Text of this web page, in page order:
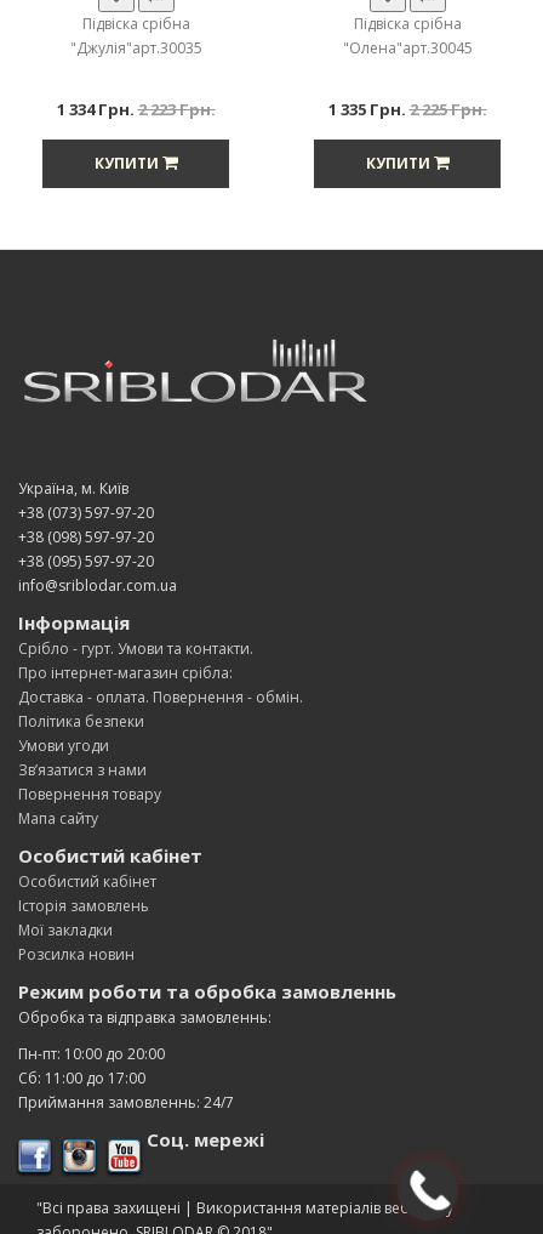
Підвіска срібна
"Джулія"арт.30035
1 334 Грн.2 223 Грн.
КУПИТИ
Підвіска срібна
"Олена"арт.30045
1 335 Грн.2 225 Грн.
КУПИТИ
Україна, м. Київ
+38 (073) 597-97-20
+38 (098) 597-97-20
+38 (095) 597-97-20
info@sriblodar.com.ua
Інформація
Срібло - гурт. Умови та контакти.
Про інтернет-магазин срібла:
Доставка - оплата. Повернення - обмін.
Політика безпеки
Умови угоди
Зв’язатися з нами
Повернення товару
Мапа сайту
Особистий кабінет
Особистий кабінет
Історія замовлень
Мої закладки
Розсилка новин
Режим роботи та обробка замовленнь
Обробка та відправка замовленнь:
Пн-пт: 10:00 до 20:00
Сб: 11:00 до 17:00
Приймання замовленнь: 24/7
Соц. мережі
"Всі права захищені | Використання матеріалів веб-сайту